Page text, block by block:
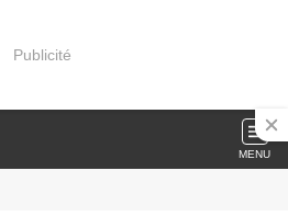
Publicité
MENU